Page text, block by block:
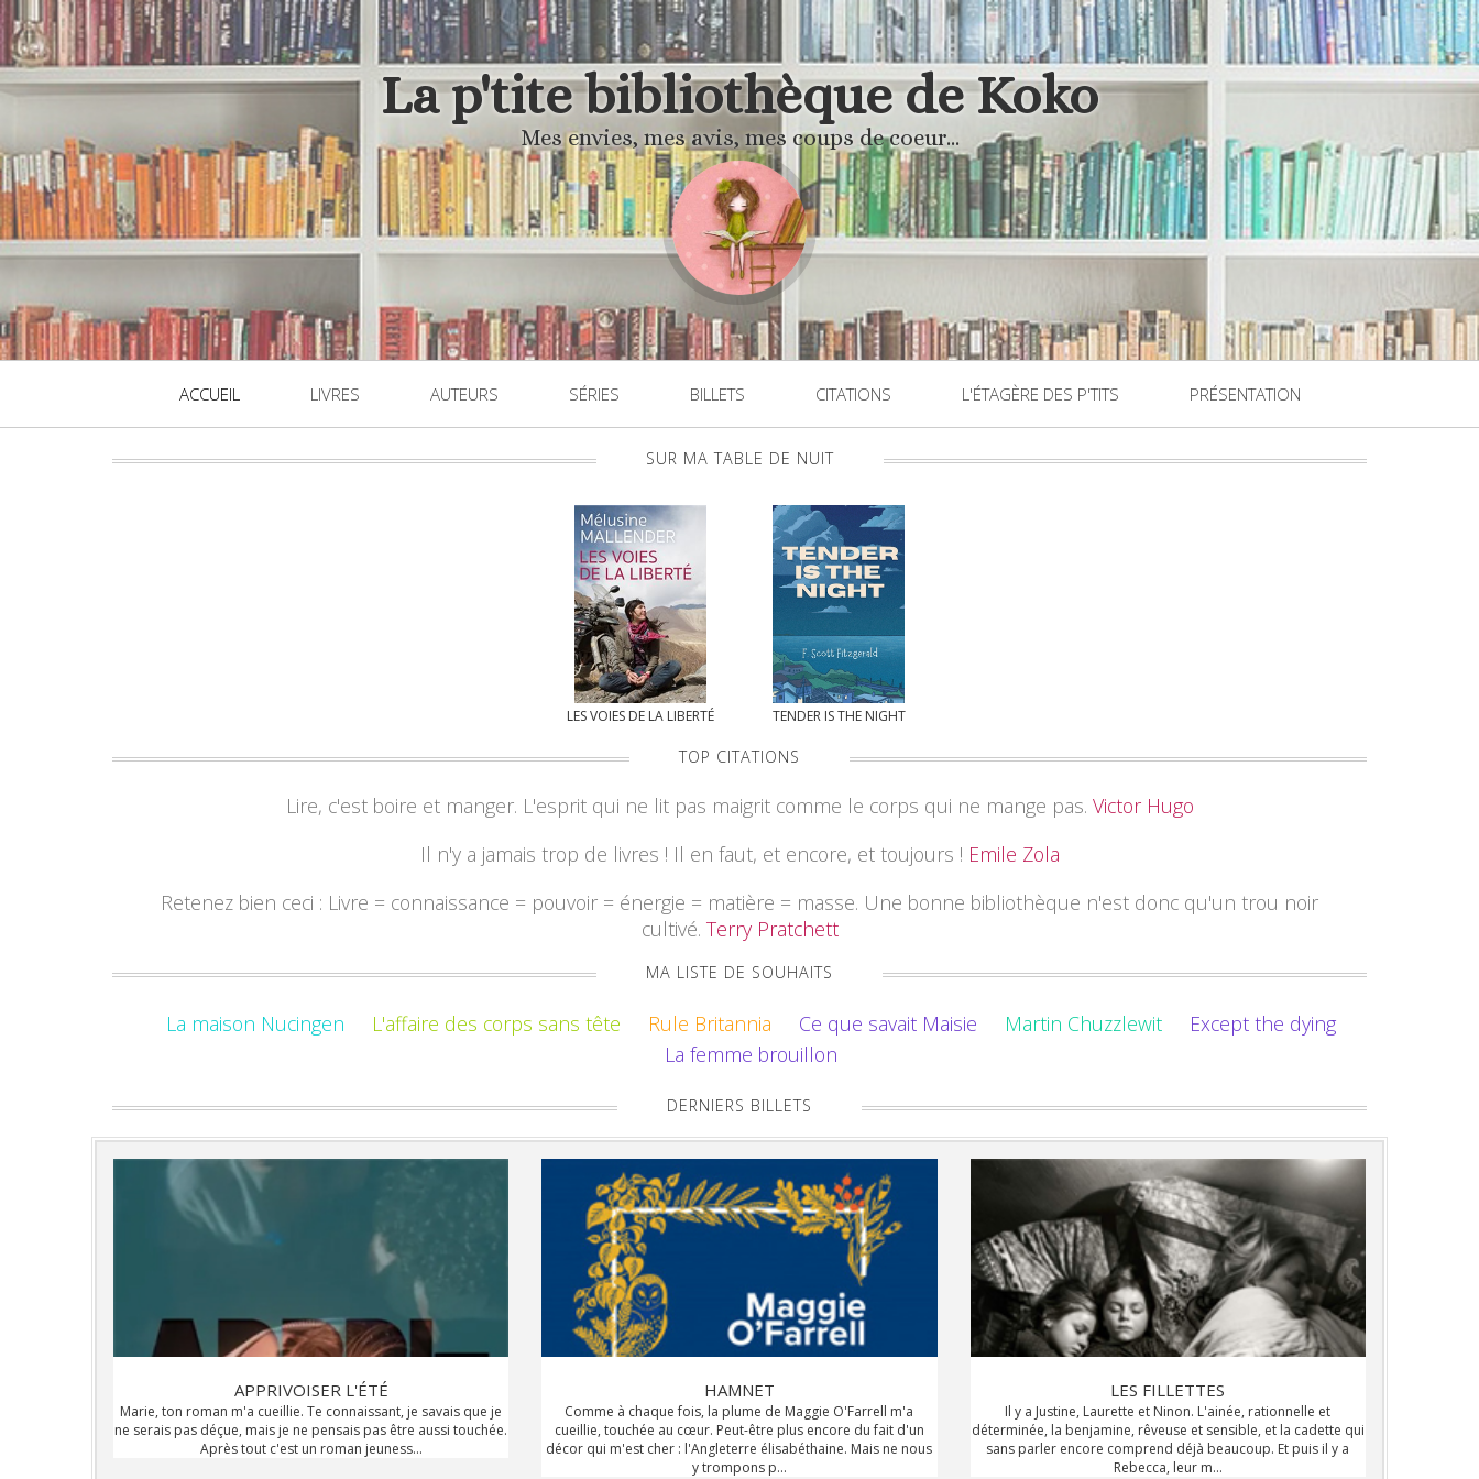
La p'tite bibliothèque de Koko
Mes envies, mes avis, mes coups de coeur...
ACCUEIL LIVRES AUTEURS SÉRIES BILLETS CITATIONS L'ÉTAGÈRE DES P'TITS PRÉSENTATION
SUR MA TABLE DE NUIT
LES VOIES DE LA LIBERTÉ TENDER IS THE NIGHT
TOP CITATIONS
Lire, c'est boire et manger. L'esprit qui ne lit pas maigrit comme le corps qui ne mange pas. Victor Hugo
Il n'y a jamais trop de livres ! Il en faut, et encore, et toujours ! Emile Zola
Retenez bien ceci : Livre = connaissance = pouvoir = énergie = matière = masse. Une bonne bibliothèque n'est donc qu'un trou noir
cultivé. Terry Pratchett
MA LISTE DE SOUHAITS
La maison Nucingen L'affaire des corps sans tête Rule Britannia Ce que savait Maisie Martin Chuzzlewit
Except the dying
La femme brouillon
DERNIERS BILLETS
APPRIVOISER L'ÉTÉ
Marie, ton roman m'a cueillie. Te connaissant, je savais que je
ne serais pas déçue, mais je ne pensais pas être aussi touchée.
Après tout c'est un roman jeuness...
HAMNET
Comme à chaque fois, la plume de Maggie O'Farrell m'a
cueillie, touchée au cœur. Peut-être plus encore du fait d'un
décor qui m'est cher : l'Angleterre élisabéthaine. Mais ne nous
y trompons p...
LES FILLETTES
Il y a Justine, Laurette et Ninon. L'ainée, rationnelle et
déterminée, la benjamine, rêveuse et sensible, et la cadette qui
sans parler encore comprend déjà beaucoup. Et puis il y a
Rebecca, leur m...